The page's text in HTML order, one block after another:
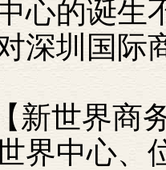
心的诞生
深圳国际
新世界商
界中心、